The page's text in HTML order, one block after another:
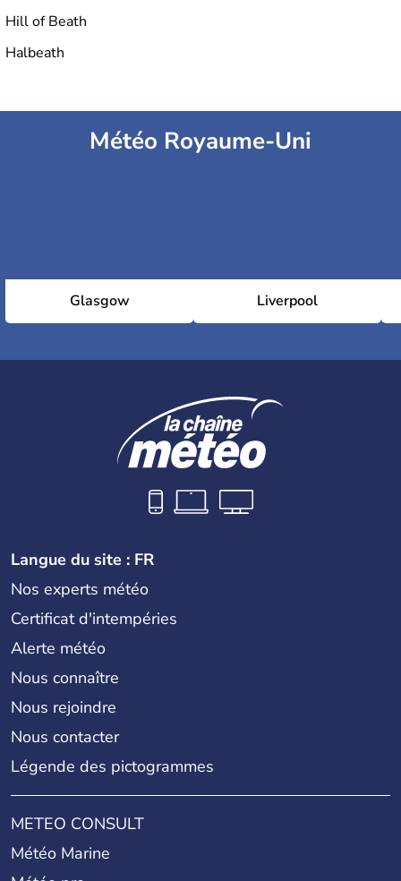
Hill of Beath
Halbeath
Météo Royaume-Uni
Glasgow Liverpool
Langue du site : FR
Nos experts météo
Certificat d'intempéries
Alerte météo
Nous connaître
Nous rejoindre
Nous contacter
Légende des pictogrammes
METEO CONSULT
Météo Marine